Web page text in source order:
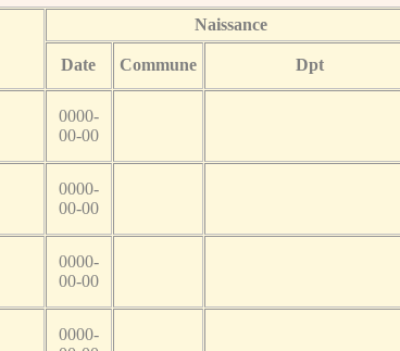
Naissance
Date Commune Dpt
0000-
00-00
0000-
00-00
0000-
00-00
0000-